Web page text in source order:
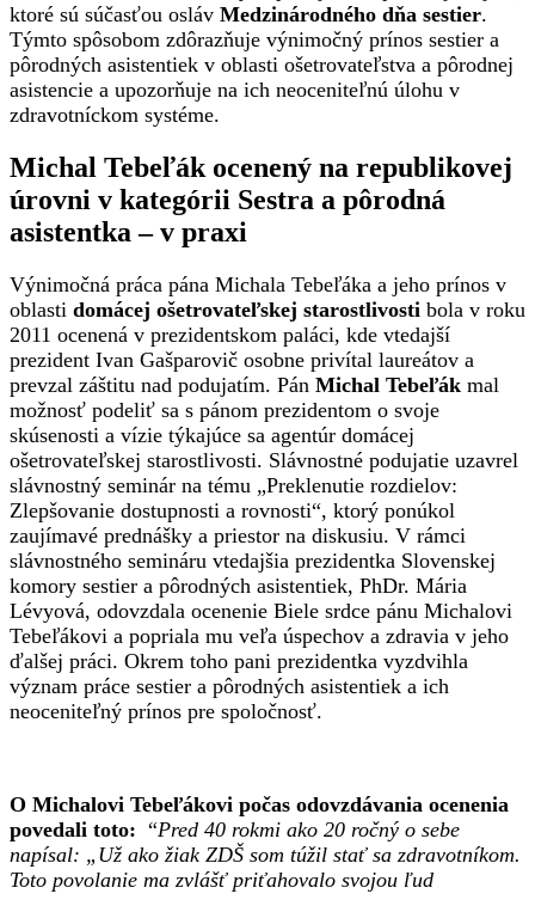
ktoré sú súčasťou osláv Medzinárodného dňa sestier.
Týmto spôsobom zdôrazňuje výnimočný prínos sestier a
pôrodných asistentiek v oblasti ošetrovateľstva a pôrodnej
asistencie a upozorňuje na ich neoceniteľnú úlohu v
zdravotníckom systéme.
Michal Tebeľák ocenený na republikovej
úrovni v kategórii Sestra a pôrodná
asistentka – v praxi
Výnimočná práca pána Michala Tebeľáka a jeho prínos v
oblasti domácej ošetrovateľskej starostlivosti bola v roku
2011 ocenená v prezidentskom paláci, kde vtedajší
prezident Ivan Gašparovič osobne privítal laureátov a
prevzal záštitu nad podujatím. Pán Michal Tebeľák mal
možnosť podeliť sa s pánom prezidentom o svoje
skúsenosti a vízie týkajúce sa agentúr domácej
ošetrovateľskej starostlivosti. Slávnostné podujatie uzavrel
slávnostný seminár na tému „Preklenutie rozdielov:
Zlepšovanie dostupnosti a rovnosti“, ktorý ponúkol
zaujímavé prednášky a priestor na diskusiu. V rámci
slávnostného semináru vtedajšia prezidentka Slovenskej
komory sestier a pôrodných asistentiek, PhDr. Mária
Lévyová, odovzdala ocenenie Biele srdce pánu Michalovi
Tebeľákovi a popriala mu veľa úspechov a zdravia v jeho
ďalšej práci. Okrem toho pani prezidentka vyzdvihla
význam práce sestier a pôrodných asistentiek a ich
neoceniteľný prínos pre spoločnosť.
O Michalovi Tebeľákovi počas odovzdávania ocenenia
povedali toto: “Pred 40 rokmi ako 20 ročný o sebe
napísal: „Už ako žiak ZDŠ som túžil stať sa zdravotníkom.
Toto povolanie ma zvlášť priťahovalo svojou ľud